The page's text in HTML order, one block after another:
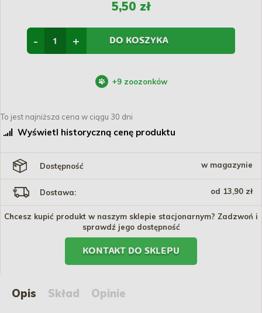
5,50 zł
+
- DO KOSZYKA
+9 zoozonków
To jest najniższa cena w ciągu 30 dni
Wyświetl historyczną cenę produktu
Dostępność w magazynie
Dostawa: od 13,90 zł
Chcesz kupić produkt w naszym sklepie stacjonarnym? Zadzwoń i
sprawdź jego dostępność
KONTAKT DO SKLEPU
Opis Skład Opinie